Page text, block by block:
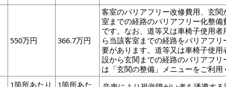
550万円 366.7万円
客室のバリアフリー改修費用、玄関
室までの経路のバリアフリー化整備
です。なお、道等又は車椅子使用者
ら当該客室までの経路をバリアフリ
要があります。道等又は車椅子使用
設から玄関までの経路のバリアフリ
は「玄関の整備」メニューをご利用
1箇所あたり
1箇所あた